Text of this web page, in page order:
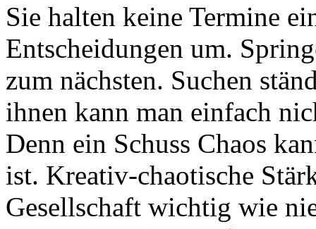
Sie halten keine Termine
Entscheidungen um.
zum nächsten. Suchen
ihnen kann man einfach
Denn ein Schuss Chaos
ist. Kreativ-chaotische
Gesellschaft wichtig wie